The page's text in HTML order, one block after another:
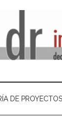
DE PROYECTOS